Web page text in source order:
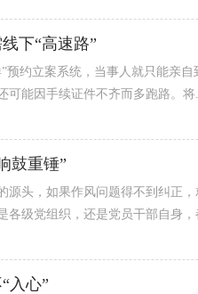
下“高速路”
预约立案系统，当事人就只能亲
可能因手续证件不齐而多跑路。将
鼓重锤”
源头，如果作风问题得不到纠正
各级党组织，还是党员干部自身，
入心”